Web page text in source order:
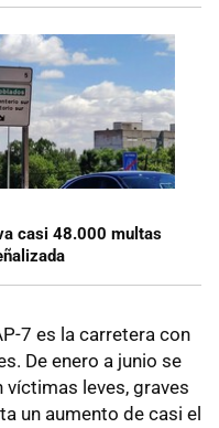
casi 48.000 multas
7 es la carretera con
De enero a junio se
leves, graves
un aumento de casi el